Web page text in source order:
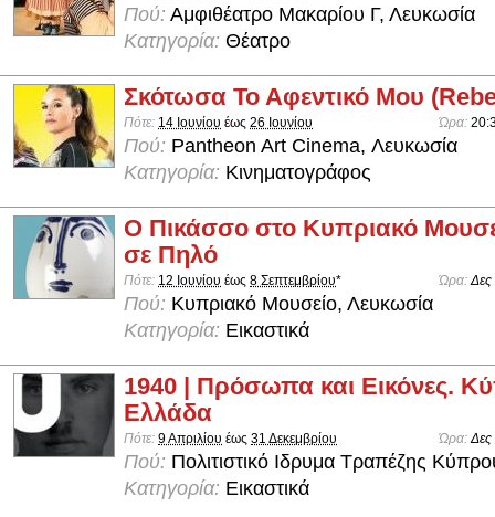
Πού: Αμφιθέατρο Μακαρίου Γ, Λευκωσία
Κατηγορία: Θέατρο
Σκότωσα Το Αφεντικό Μου
Πότε: 14 Ιουνίου έως 26 Ιουνίου Ώρα:
Πού: Pantheon Art Cinema, Λευκωσία
Κατηγορία: Κινηματογράφος
Ο Πικάσσο στο Κυπριακό
σε Πηλό
Πότε: 12 Ιουνίου έως 8 Σεπτεμβρίου* Ώρα: Δες
Πού: Κυπριακό Μουσείο, Λευκωσία
Κατηγορία: Εικαστικά
1940 | Πρόσωπα και Εικόνες.
Ελλάδα
Πότε: 9 Απριλίου έως 31 Δεκεμβρίου Ώρα:Δες
Πού: Πολιτιστικό Ιδρυμα Τραπέζης
Κατηγορία: Εικαστικά